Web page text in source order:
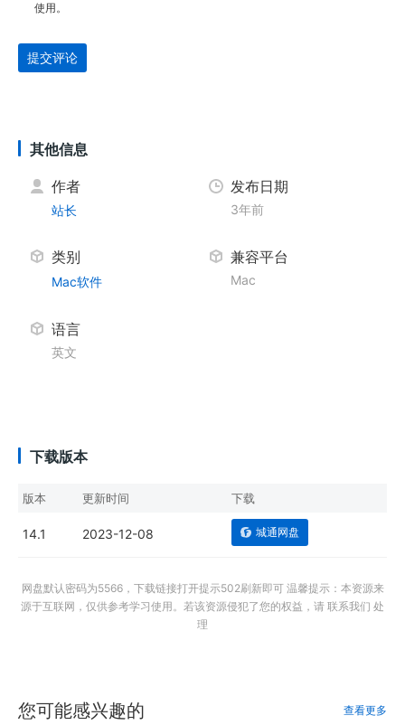
使用。
提交评论
其他信息
作者
站长
发布日期
3年前
类别
Mac软件
兼容平台
Mac
语言
英文
下载版本
版本 更新时间 下载
14.1 2023-12-08 城通网盘
网盘默认密码为5566，下载链接打开提示502刷新即可 温馨提示：本资源来
源于互联网，仅供参考学习使用。若该资源侵犯了您的权益，请 联系我们 处
理
您可能感兴趣的 查看更多